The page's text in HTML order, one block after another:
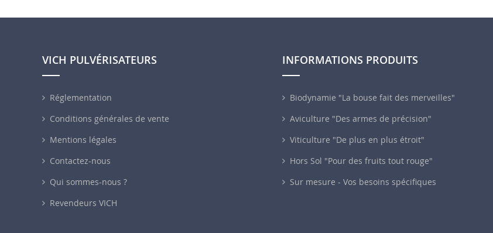
VICH PULVÉRISATEURS
Réglementation
Conditions générales de vente
Mentions légales
Contactez-nous
Qui sommes-nous ?
Revendeurs VICH
INFORMATIONS PRODUITS
Biodynamie "La bouse fait des merveilles"
Aviculture "Des armes de précision"
Viticulture "De plus en plus étroit"
Hors Sol "Pour des fruits tout rouge"
Sur mesure - Vos besoins spécifiques